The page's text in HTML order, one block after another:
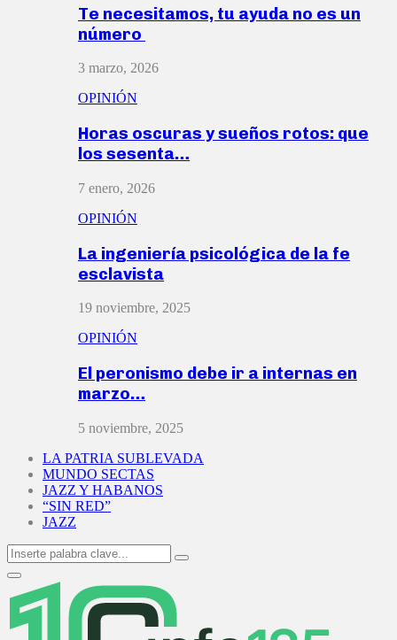
Te necesitamos, tu ayuda no es un
número
3 marzo, 2026
OPINIÓN
Horas oscuras y sueños rotos: que
los sesenta…
7 enero, 2026
OPINIÓN
La ingeniería psicológica de la fe
esclavista
19 noviembre, 2025
OPINIÓN
El peronismo debe ir a internas en
marzo…
5 noviembre, 2025
LA PATRIA SUBLEVADA
MUNDO SECTAS
JAZZ Y HABANOS
“SIN RED”
JAZZ
Search
for:
Search
Primary
Menu